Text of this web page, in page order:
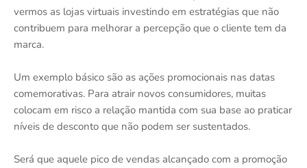
vermos as lojas virtuais investindo em estratégias que não
contribuem para melhorar a percepção que o cliente tem da
marca.
Um exemplo básico são as ações promocionais nas datas
comemorativas. Para atrair novos consumidores, muitas
colocam em risco a relação mantida com sua base ao praticar
níveis de desconto que não podem ser sustentados.
Será que aquele pico de vendas alcançado com a promoção